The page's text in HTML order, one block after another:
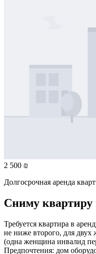
2 500 ₪
Долгосрочная аренда
Сниму квартиру
Требуется квартира в
не ниже второго, для
(одна женщина инвалид
Предпочтения: дом